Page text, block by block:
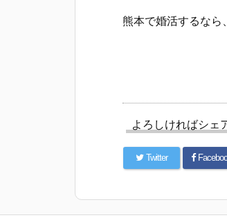
熊本で婚活するな
よろしければシェ
Twitter